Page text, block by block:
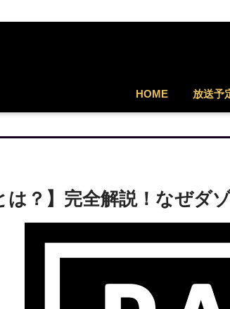
HOME 放送予
は？】完全解説！なぜダ